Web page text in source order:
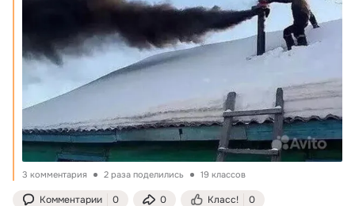
3 комментария 2 раза поделились 19 классов
Комментарии 0 0 Класс! 0